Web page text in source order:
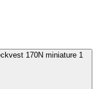
Spinlock ensemble de rechange Hammar Deckvest 170N miniature 1